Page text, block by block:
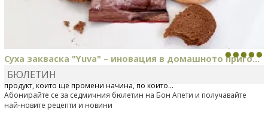
Суха закваска "Yuva" – иновация в домашното приго...
Отскоро Лесафр България стартира предлагането на изцяло нов
продукт, който ще промени начина, по който...
БЮЛЕТИН
Абонирайте се за седмичния бюлетин на Бон Апети и получавайте
най-новите рецепти и новини